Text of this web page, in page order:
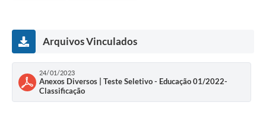
Enquete
SIC
Contato
Arquivos Vinculados
24/01/2023
Anexos Diversos | Teste Seletivo - Educação 01/2022-
Classificação